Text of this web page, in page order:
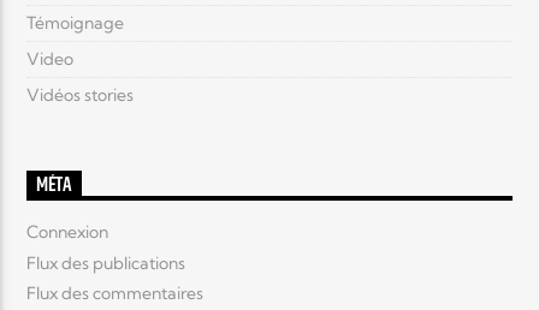
Témoignage
Video
Vidéos stories
MÉTA
Connexion
Flux des publications
Flux des commentaires